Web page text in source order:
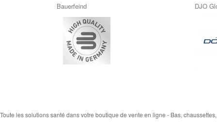
Bauerfeind DJO
Toute les solutions santé dans votre boutique de vente en ligne - Bas,